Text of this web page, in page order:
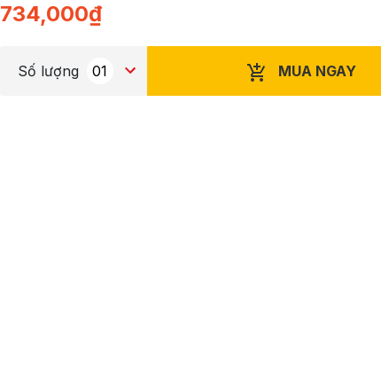
dựa trên
đánh giá
734,000₫
Số lượng MUA NGAY